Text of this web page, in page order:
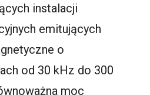
instalacji
emitujących
o
od 30 kHz do 300
moc